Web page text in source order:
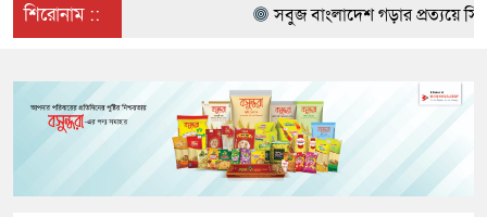
শিরোনাম :: সবুজ বাংলাদেশ গড়ার প্রত্যয়ে সিলেটে